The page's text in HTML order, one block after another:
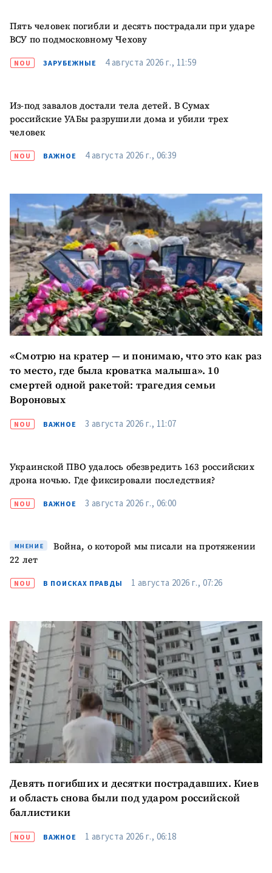
Пять человек погибли и десять пострадали при ударе
ВСУ по подмосковному Чехову
NOU ЗАРУБЕЖНЫЕ 4 августа 2026 г., 11:59
Из-под завалов достали тела детей. В Сумах
российские УАБы разрушили дома и убили трех
человек
NOU ВАЖНОЕ 4 августа 2026 г., 06:39
«Смотрю на кратер — и понимаю, что это как раз
то место, где была кроватка малыша». 10
смертей одной ракетой: трагедия семьи
Вороновых
NOU ВАЖНОЕ 3 августа 2026 г., 11:07
Украинской ПВО удалось обезвредить 163 российских
дрона ночью. Где фиксировали последствия?
NOU ВАЖНОЕ 3 августа 2026 г., 06:00
МНЕНИЕ
Война, о которой мы писали на протяжении
22 лет
NOU В ПОИСКАХ ПРАВДЫ 1 августа 2026 г., 07:26
Девять погибших и десятки пострадавших. Киев
и область снова были под ударом российской
баллистики
NOU ВАЖНОЕ 1 августа 2026 г., 06:18